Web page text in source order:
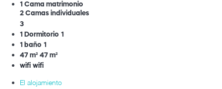
1 Cama matrimonio
2 Camas individuales
3
1 Dormitorio 1
1 baño 1
47 m² 47 m²
wifi wifi
El alojamiento